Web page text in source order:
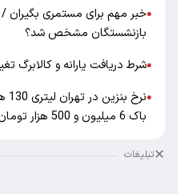
●خبر مهم برای مستمری بگیران
بازنشستگان مشخص شد؟
●شرط دریافت یارانه و کالابرگ
●
باک 6 میلیون و 500 هزار تومان!
تبلیغات